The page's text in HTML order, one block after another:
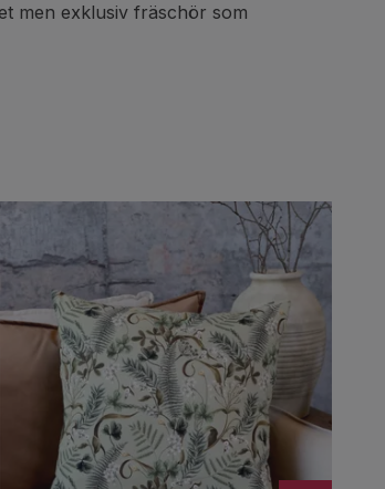
men exklusiv fräschör som